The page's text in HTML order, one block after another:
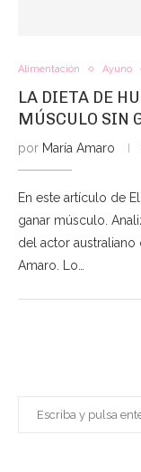
Alimentación Ayuno
LA DIETA DE
MÚSCULO SIN
por María Amaro
En este artículo de
ganar músculo.
del actor australiano
Amaro. Lo…